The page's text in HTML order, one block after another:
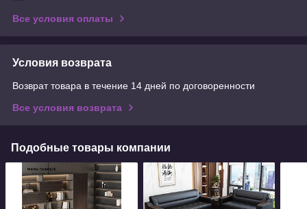
Все условия оплаты
Условия возврата
Возврат товара в течение 14 дней по договоренности
Все условия возврата
Подобные товары компании